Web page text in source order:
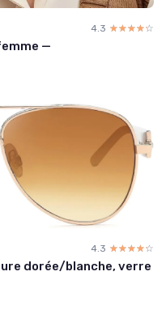
4.3 ☆☆☆☆☆
★★★★★
—
4.3 ☆☆☆☆☆
★★★★★
dorée/blanche, verre